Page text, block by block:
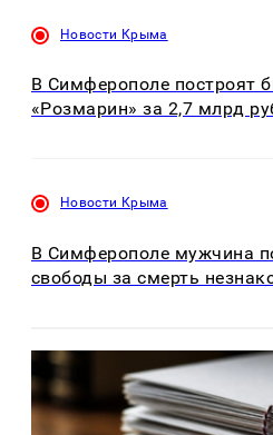
Новости Крыма
В Симферополе построят
«Розмарин» за 2,7 млрд
Новости Крыма
В Симферополе мужчина
свободы за смерть